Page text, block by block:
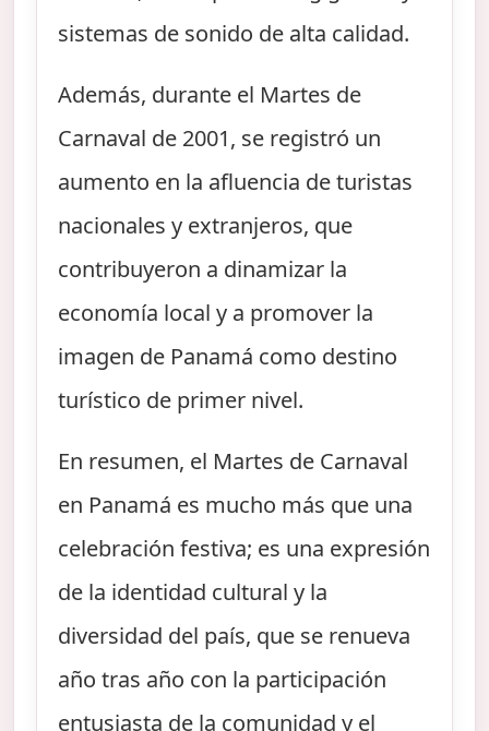
sistemas de sonido de alta calidad.
Además, durante el Martes de
Carnaval de 2001, se registró un
aumento en la afluencia de turistas
nacionales y extranjeros, que
contribuyeron a dinamizar la
economía local y a promover la
imagen de Panamá como destino
turístico de primer nivel.
En resumen, el Martes de Carnaval
en Panamá es mucho más que una
celebración festiva; es una expresión
de la identidad cultural y la
diversidad del país, que se renueva
año tras año con la participación
entusiasta de la comunidad y el